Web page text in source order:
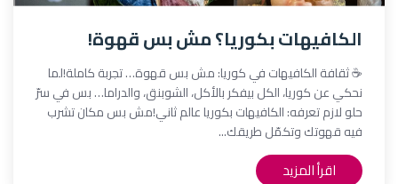
الكافيهات بكوريا؟ مش بس قهوة!
☕ ثقافة الكافيهات في كوريا: مش بس قهوة… تجربة كاملة!لما
نحكي عن كوريا، الكل بيفكر بالأكل، الشوبنق، والدراما… بس في سرّ
حلو لازم تعرفه: الكافيهات بكوريا عالم ثاني!مش بس مكان تشرب
فيه قهوتك وتكمّل طريقك...
اقرأ المزيد